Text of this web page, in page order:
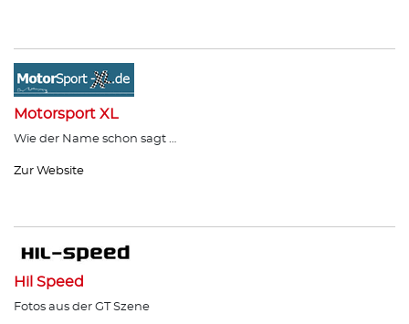
Motorsport XL
Wie der Name schon sagt …
Zur Website
Hil Speed
Fotos aus der GT Szene